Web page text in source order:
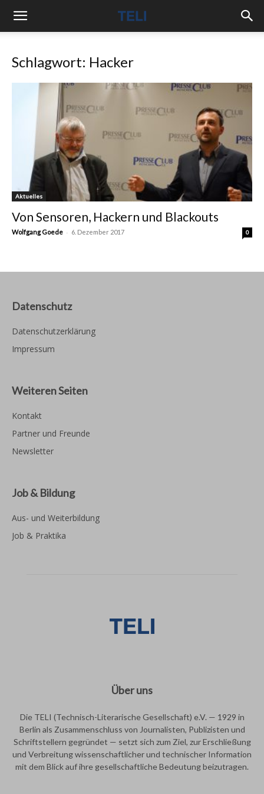
Schlagwort: Hacker
Aktuelles
Von Sensoren, Hackern und Blackouts
Wolfgang Goede - 6. Dezember 2017 0
Datenschutz
Datenschutzerklärung
Impressum
Weiteren Seiten
Kontakt
Partner und Freunde
Newsletter
Job & Bildung
Aus- und Weiterbildung
Job & Praktika
Über uns
Die TELI (Technisch-Literarische Gesellschaft) e.V. — 1929 in
Berlin als Zusammenschluss von Journalisten, Publizisten und
Schriftstellern gegründet — setzt sich zum Ziel, zur Erschließung
und Verbreitung wissenschaftlicher und technischer Information
mit dem Blick auf ihre gesellschaftliche Bedeutung beizutragen.